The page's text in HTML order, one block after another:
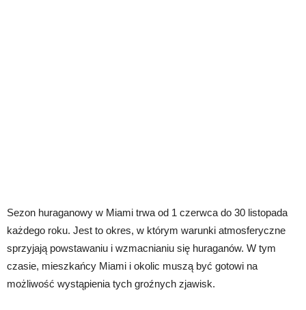
Sezon huraganowy w Miami trwa od 1 czerwca do 30 listopada
każdego roku. Jest to okres, w którym warunki atmosferyczne
sprzyjają powstawaniu i wzmacnianiu się huraganów. W tym
czasie, mieszkańcy Miami i okolic muszą być gotowi na
możliwość wystąpienia tych groźnych zjawisk.